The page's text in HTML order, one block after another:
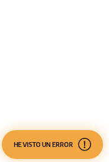
HE VISTO UN ERROR